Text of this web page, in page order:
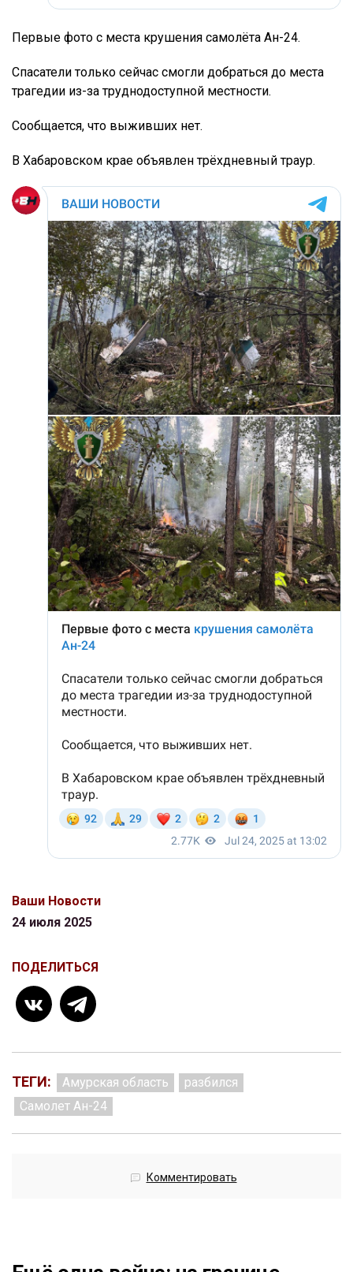
Первые фото с места крушения самолёта Ан-24.
Спасатели только сейчас смогли добраться до места
трагедии из-за труднодоступной местности.
Сообщается, что выживших нет.
В Хабаровском крае объявлен трёхдневный траур.
Ваши Новости
24 июля 2025
ПОДЕЛИТЬСЯ
ТЕГИ: Амурская область
разбился
Самолет Ан-24
Комментировать